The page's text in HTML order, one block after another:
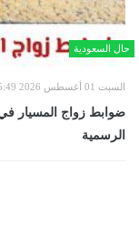
حال السعودية
السبت 01 أغسطس 2026 05:49 صباحاً
الرسمية